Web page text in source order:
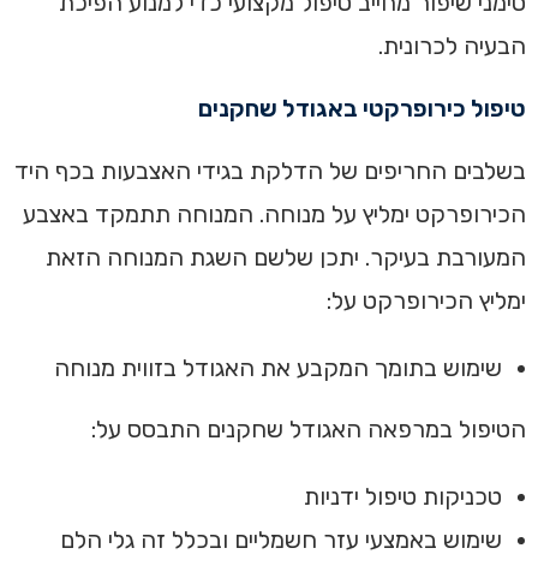
הבעיה לכרונית.
טיפול כירופרקטי באגודל שחקנים
בשלבים החריפים של הדלקת בגידי האצבעות בכף היד
הכירופרקט ימליץ על מנוחה. המנוחה תתמקד באצבע
המעורבת בעיקר. יתכן שלשם השגת המנוחה הזאת
ימליץ הכירופרקט על:
שימוש בתומך המקבע את האגודל בזווית מנוחה
הטיפול במרפאה האגודל שחקנים התבסס על:
טכניקות טיפול ידניות
שימוש באמצעי עזר חשמליים ובכלל זה גלי הלם